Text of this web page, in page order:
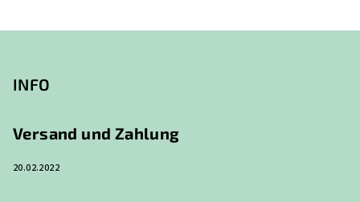
INFO
Versand und Zahlung
20.02.2022